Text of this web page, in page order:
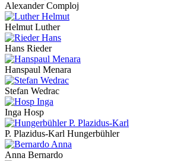
Alexander Comploj
Helmut Luther
Hans Rieder
Hanspaul Menara
Stefan Wedrac
Inga Hosp
P. Plazidus-Karl Hungerbühler
Anna Bernardo